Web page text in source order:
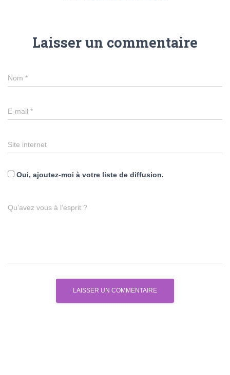
Laisser un commentaire
Nom *
E-mail *
Site internet
Oui, ajoutez-moi à votre liste de diffusion.
Qu’avez vous à l’esprit ?